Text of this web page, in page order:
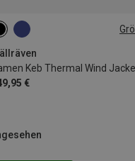
Keb Thermal Wind Jacke
€
XS S